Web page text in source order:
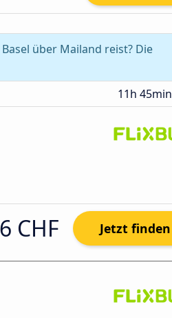
über Mailand reist? Die
11h 45min
CHF Jetzt finden